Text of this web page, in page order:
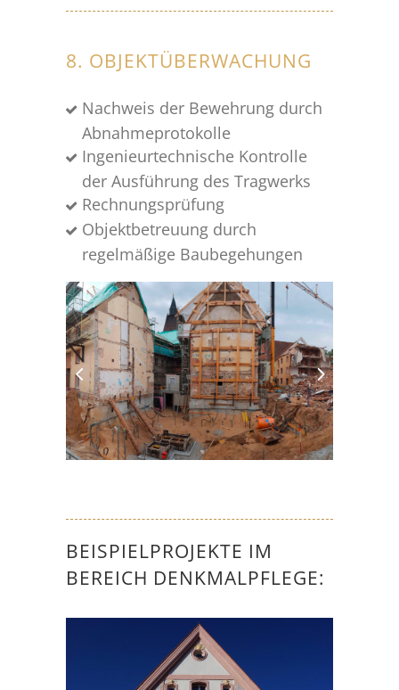
8. OBJEKTÜBERWACHUNG
Nachweis der Bewehrung durch
Abnahmeprotokolle
Ingenieurtechnische Kontrolle
der Ausführung des Tragwerks
Rechnungsprüfung
Objektbetreuung durch
regelmäßige Baubegehungen
BEISPIELPROJEKTE IM
BEREICH DENKMALPFLEGE: